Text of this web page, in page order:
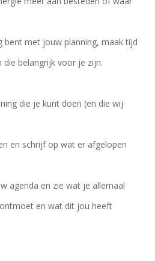
bent met jouw planning, maak tijd
belangrijk voor je zijn.
die je kunt doen (en die wij
en schrijf op wat er afgelopen
agenda en zie wat je allemaal
en wat dit jou heeft